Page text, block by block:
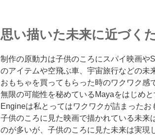
思い描いた未来に近づく
制作の原動力は子供のころにスパイ映画や
のアイテムや空飛ぶ車、宇宙旅行などの未
おもちゃを買ってもらった時のワクワク感
無限の可能性を秘めているMayaをはじめ
Engineは私とってはワクワクが詰まったお
子供のころに見た映画で描かれている未来
のが多いが、子供のころに見た未来は実現